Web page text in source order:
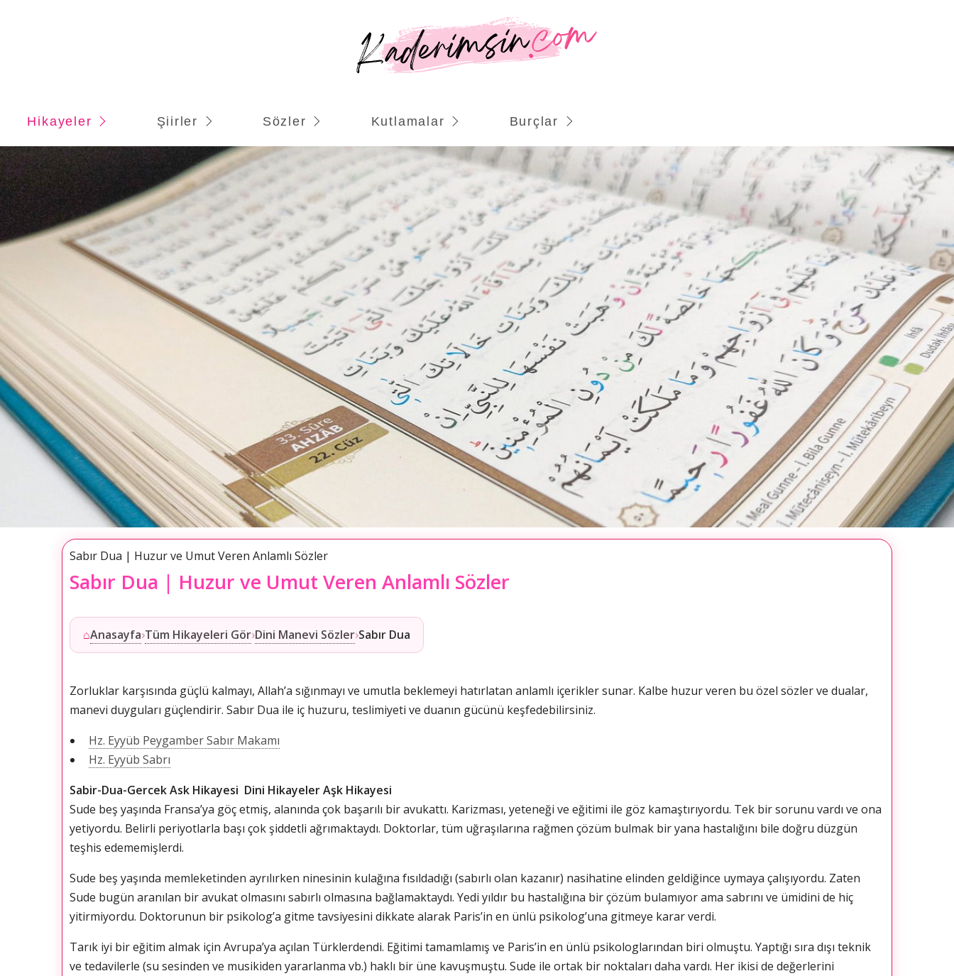
Hikayeler Şiirler Sözler Kutlamalar Burçlar
Sabır Dua | Huzur ve Umut Veren Anlamlı Sözler
Sabır Dua | Huzur ve Umut Veren Anlamlı Sözler
⌂Anasayfa›Tüm Hikayeleri Gör›Dini Manevi Sözler›Sabır Dua
Zorluklar karşısında güçlü kalmayı, Allah’a sığınmayı ve umutla beklemeyi hatırlatan anlamlı içerikler sunar. Kalbe huzur veren bu özel sözler ve dualar,
manevi duyguları güçlendirir. Sabır Dua ile iç huzuru, teslimiyeti ve duanın gücünü keşfedebilirsiniz.
Hz. Eyyüb Peygamber Sabır Makamı
Hz. Eyyüb Sabrı
Sabir-Dua-Gercek Ask Hikayesi Dini Hikayeler Aşk Hikayesi
Sude beş yaşında Fransa’ya göç etmiş, alanında çok başarılı bir avukattı. Karizması, yeteneği ve eğitimi ile göz kamaştırıyordu. Tek bir sorunu vardı ve ona
yetiyordu. Belirli periyotlarla başı çok şiddetli ağrımaktaydı. Doktorlar, tüm uğraşılarına rağmen çözüm bulmak bir yana hastalığını bile doğru düzgün
teşhis edememişlerdi.
Sude beş yaşında memleketinden ayrılırken ninesinin kulağına fısıldadığı (sabırlı olan kazanır) nasihatine elinden geldiğince uymaya çalışıyordu. Zaten
Sude bugün aranılan bir avukat olmasını sabırlı olmasına bağlamaktaydı. Yedi yıldır bu hastalığına bir çözüm bulamıyor ama sabrını ve ümidini de hiç
yitirmiyordu. Doktorunun bir psikolog’a gitme tavsiyesini dikkate alarak Paris’in en ünlü psikolog’una gitmeye karar verdi.
Tarık iyi bir eğitim almak için Avrupa’ya açılan Türklerdendi. Eğitimi tamamlamış ve Paris’in en ünlü psikologlarından biri olmuştu. Yaptığı sıra dışı teknik
ve tedavilerle (su sesinden ve musikiden yararlanma vb.) haklı bir üne kavuşmuştu. Sude ile ortak bir noktaları daha vardı. Her ikisi de değerlerini